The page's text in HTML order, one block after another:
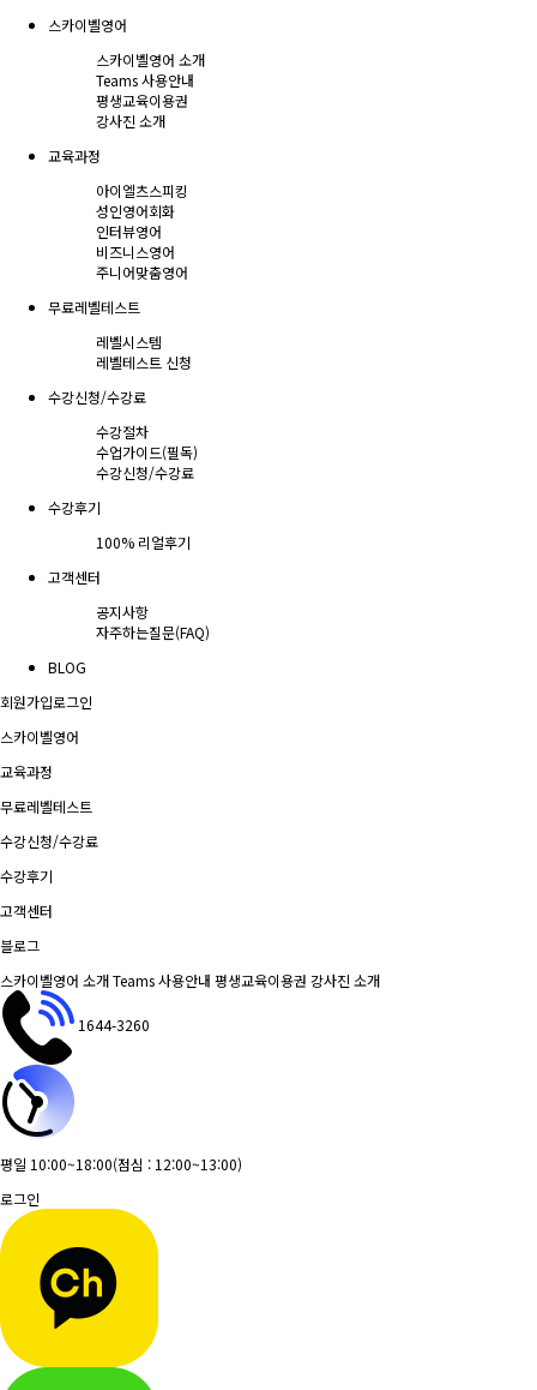
스카이벨영어
스카이벨영어 소개
Teams 사용안내
평생교육이용권
강사진 소개
교육과정
아이엘츠스피킹
성인영어회화
인터뷰영어
비즈니스영어
주니어맞춤영어
무료레벨테스트
레벨시스템
레벨테스트 신청
수강신청/수강료
수강절차
수업가이드(필독)
수강신청/수강료
수강후기
100% 리얼후기
고객센터
공지사항
자주하는질문(FAQ)
BLOG
회원가입로그인
스카이벨영어
교육과정
무료레벨테스트
수강신청/수강료
수강후기
고객센터
블로그
스카이벨영어 소개Teams 사용안내 평생교육이용권 강사진 소개
1644-3260
평일 10:00~18:00(점심 : 12:00~13:00)
로그인